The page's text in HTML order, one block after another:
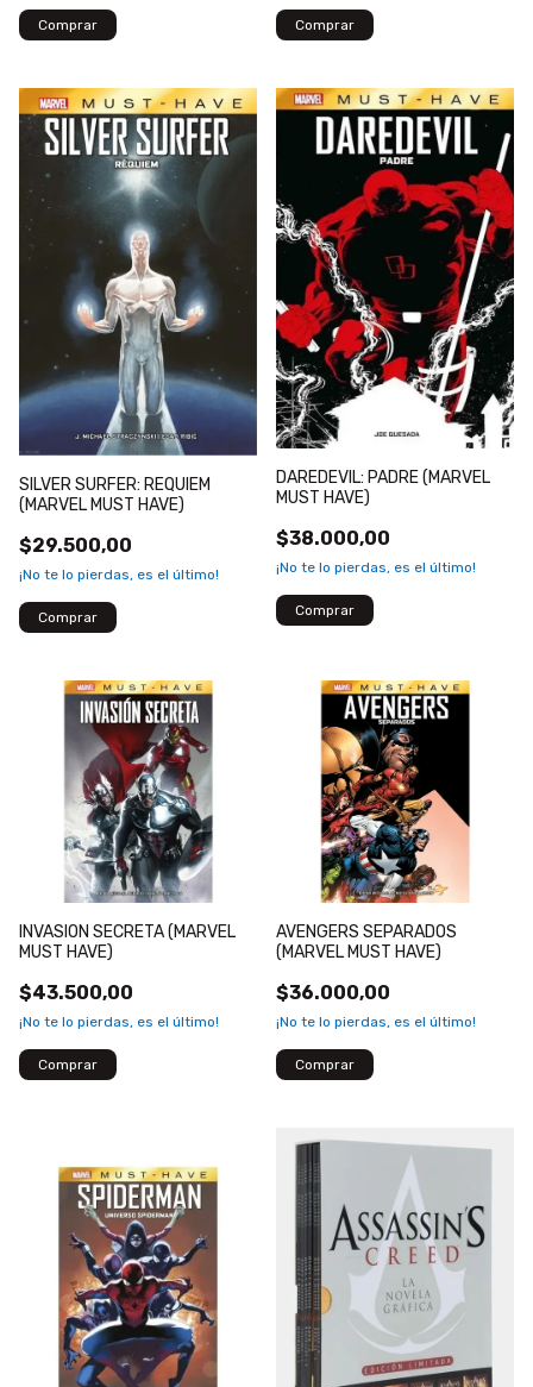
SILVER SURFER: REQUIEM
(MARVEL MUST HAVE)
$29.500,00
¡No te lo pierdas, es el último!
DAREDEVIL: PADRE (MARVEL
MUST HAVE)
$38.000,00
¡No te lo pierdas, es el último!
INVASION SECRETA (MARVEL
MUST HAVE)
$43.500,00
¡No te lo pierdas, es el último!
AVENGERS SEPARADOS
(MARVEL MUST HAVE)
$36.000,00
¡No te lo pierdas, es el último!